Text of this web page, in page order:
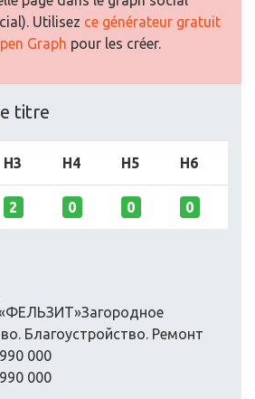
Utilisez ce générateur gratuit
Graph pour les créer.
titre
H3 H4 H5 H6
2 0 0 0
Благоустройство. Ремонт
000
000